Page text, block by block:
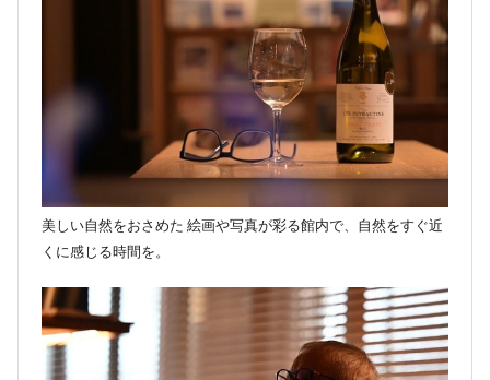
美しい自然をおさめた 絵画や写真が彩る館内で、自然をすぐ近
くに感じる時間を。